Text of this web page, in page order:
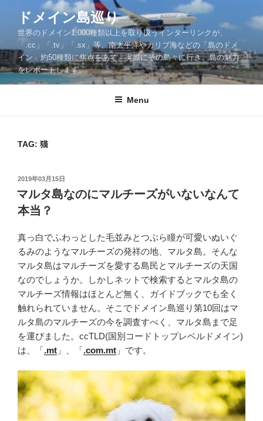
content
ドメイン島巡り
世界のドメイン1,000種類以上を取り扱うインターリンクが、
「.cc」「.tv」「.sx」等、南太平洋やカリブ海などの「島のドメ
イン」約50種類に焦点をあて、実際にその島々に行き、島の魅力
をレポートします。
Menu
TAG: 猫
POSTED
ON
2019年03月15日
マルタ島なのにマルチーズがいないなんて
本当？
真っ白でふわっとした毛並みとつぶら瞳が可愛いぬいぐ
るみのようなマルチーズの発祥の地、マルタ島。そんな
マルタ島はマルチーズを愛する島民とマルチーズの天国
なのでしょうか。しかしネットで検索するとマルタ島の
マルチーズ情報はほとんど無く、ガイドブックでも全く
触れられていません。そこでドメイン島巡り第10回はマ
ルタ島のマルチーズの今を調査すべく、マルタ島まで足
を運びました。ccTLD(国別コードトップレベルドメイン)
は、「.mt 」、「.com.mt 」です。